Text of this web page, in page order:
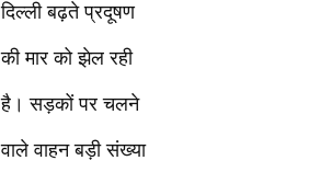
दिल्ली बढ़ते प्रदूषण
की मार को झेल रही
है। सड़कों पर चलने
वाले वाहन बड़ी संख्या